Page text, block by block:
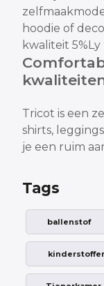
hoodie of
kwaliteit
Tricot is een
shirts,
je een ruim
Tags
ballenstof